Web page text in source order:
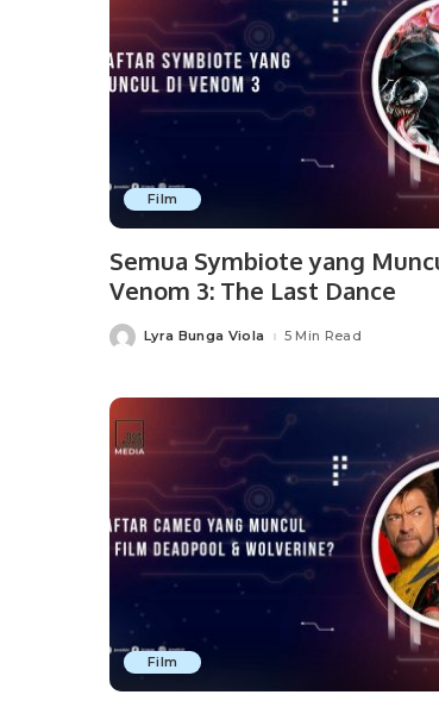
Film
Semua Symbiote yang
Venom 3: The Last Dance
PostedLyra Bunga Viola 5 Min Read
Film